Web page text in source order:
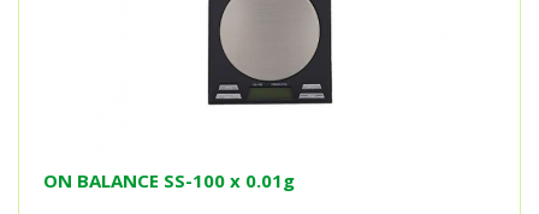
ON BALANCE SS-100 x 0.01g